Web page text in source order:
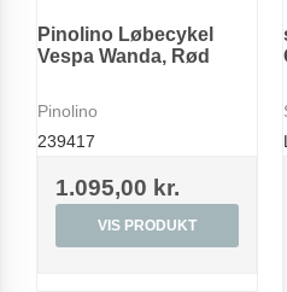
Pinolino Løbecykel
Vespa Wanda, Rød
Pinolino
239417
1.095,00 kr.
VIS PRODUKT